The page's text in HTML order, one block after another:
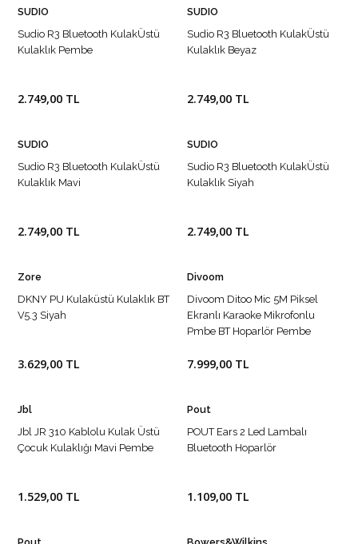
SUDIO
Sudio R3 Bluetooth KulakÜstü
Kulaklık Pembe
2.749,00 TL
SUDIO
Sudio R3 Bluetooth KulakÜstü
Kulaklık Beyaz
2.749,00 TL
SUDIO
Sudio R3 Bluetooth KulakÜstü
Kulaklık Mavi
2.749,00 TL
SUDIO
Sudio R3 Bluetooth KulakÜstü
Kulaklık Siyah
2.749,00 TL
Zore
DKNY PU Kulaküstü Kulaklık BT
V5.3 Siyah
3.629,00 TL
Divoom
Divoom Ditoo Mic 5M Piksel
Ekranlı Karaoke Mikrofonlu
Pmbe BT Hoparlör Pembe
7.999,00 TL
Jbl
Jbl JR 310 Kablolu Kulak Üstü
Çocuk Kulaklığı Mavi Pembe
1.529,00 TL
Pout
POUT Ears 2 Led Lambalı
Bluetooth Hoparlör
1.109,00 TL